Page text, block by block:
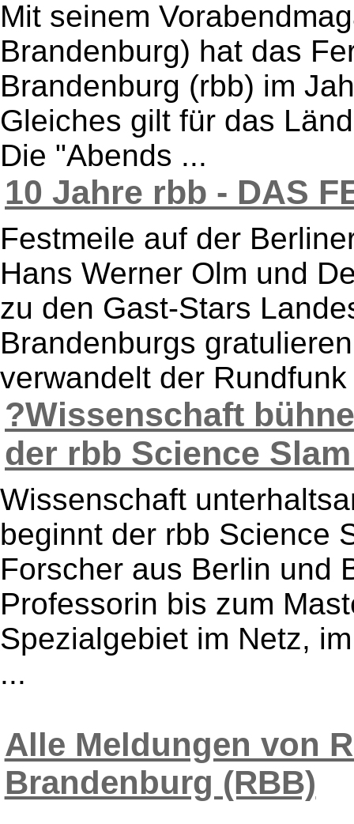
Mit seinem
Brandenburg) hat das
Brandenburg (rbb) im
Gleiches gilt für das
Die "Abends ...
10 Jahre rbb - DAS
Festmeile auf der
Hans Werner Olm und
zu den Gast-Stars
Brandenburgs
verwandelt der
?Wissenschaft
der rbb Science
Wissenschaft
beginnt der rbb Science
Forscher aus Berlin und
Professorin bis zum
Spezialgebiet im Netz,
...
Alle Meldungen von
Brandenburg (RBB)